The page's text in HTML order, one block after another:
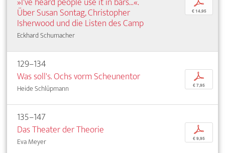
Über Susan Sontag, Christopher
Isherwood und die Listen des Camp
Eckhard Schumacher
p
€ 14,95
129–134
Was soll's. Ochs vorm Scheunentor
Heide Schlüpmann
p
€ 7,95
135–147
Das Theater der Theorie
Eva Meyer
p
€ 9,95